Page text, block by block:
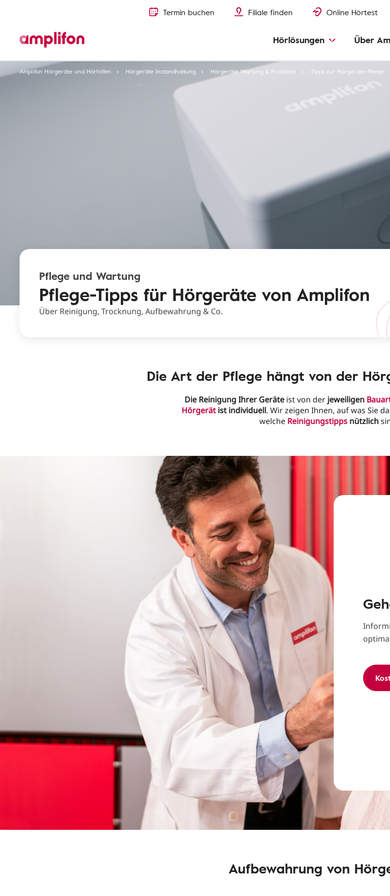
Termin buchen Filiale finden Online Hörtest
Hörlösungen Über
Amplifon Hörgeräte und Hörhilfen Hörgeräte Instandhaltung Hörgeräte Wartung & Probleme Tipps zur Hörgeräte-Pflege
Pflege und Wartung
Pflege-Tipps für Hörgeräte von Amplifon
Über Reinigung, Trocknung, Aufbewahrung & Co.
Die Art der Pflege hängt von der
Die Reinigung Ihrer Geräte ist von der jeweiligen
Hörgerät ist individuell. Wir zeigen Ihnen, auf was Sie
welche Reinigungstipps nützlich
Aufbewahrung von